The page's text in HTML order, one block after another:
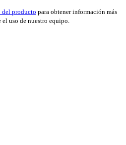
del producto para obtener información más
el uso de nuestro equipo.